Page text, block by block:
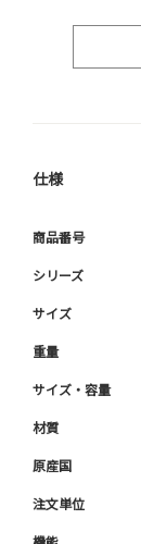
仕様
商品番号
シリーズ
サイズ
重量
サイズ・容量
材質
原産国
注文単位